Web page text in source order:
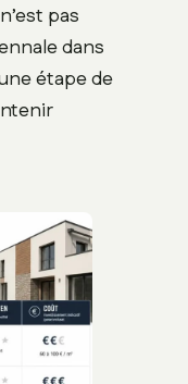
pas
dans
étape de